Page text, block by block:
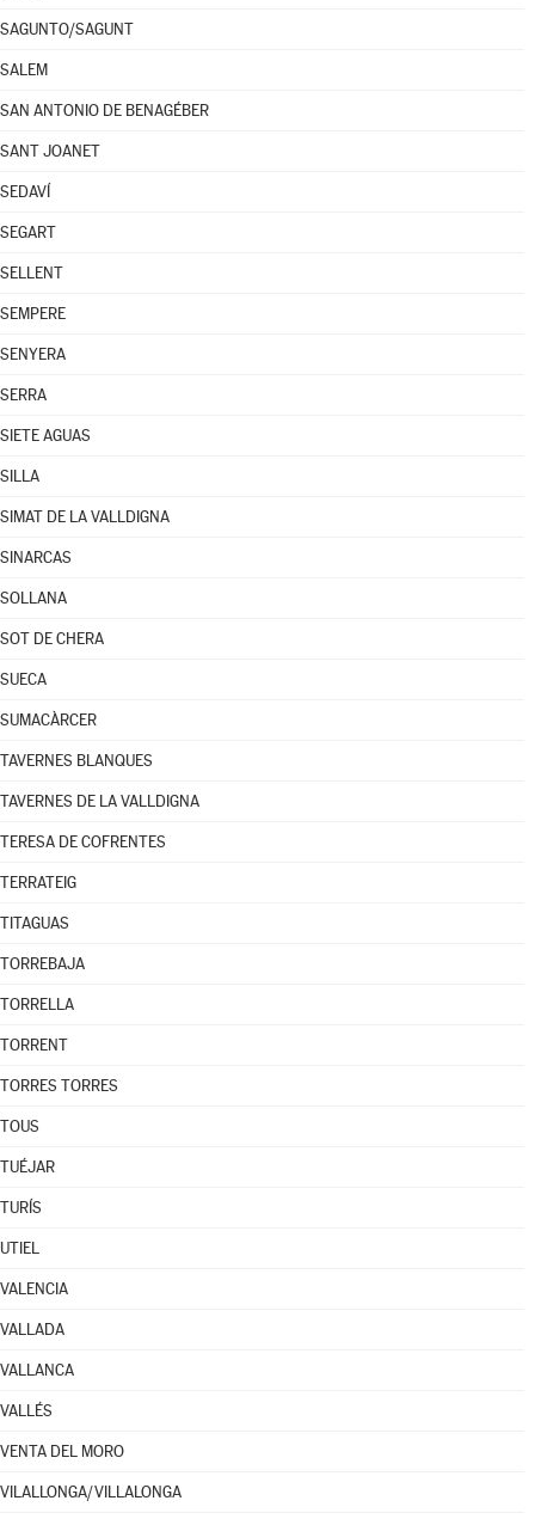
SAGUNTO/SAGUNT
SALEM
SAN ANTONIO DE BENAGÉBER
SANT JOANET
SEDAVÍ
SEGART
SELLENT
SEMPERE
SENYERA
SERRA
SIETE AGUAS
SILLA
SIMAT DE LA VALLDIGNA
SINARCAS
SOLLANA
SOT DE CHERA
SUECA
SUMACÀRCER
TAVERNES BLANQUES
TAVERNES DE LA VALLDIGNA
TERESA DE COFRENTES
TERRATEIG
TITAGUAS
TORREBAJA
TORRELLA
TORRENT
TORRES TORRES
TOUS
TUÉJAR
TURÍS
UTIEL
VALENCIA
VALLADA
VALLANCA
VALLÉS
VENTA DEL MORO
VILALLONGA/VILLALONGA